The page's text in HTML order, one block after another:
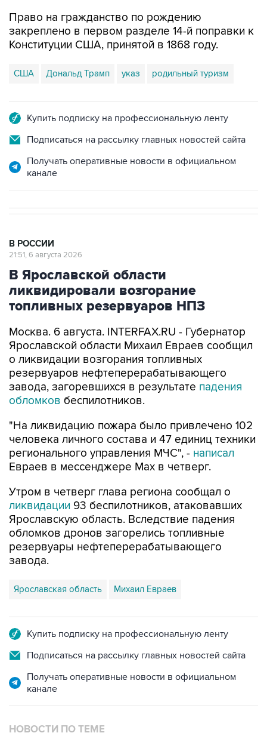
Право на гражданство по рождению
закреплено в первом разделе 14-й поправки к
Конституции США, принятой в 1868 году.
США Дональд Трамп указ родильный туризм
Купить подписку на профессиональную ленту
Подписаться на рассылку главных новостей сайта
Получать оперативные новости в официальном
канале
В РОССИИ
21:51, 6 августа 2026
В Ярославской области
ликвидировали возгорание
топливных резервуаров НПЗ
Москва. 6 августа. INTERFAX.RU - Губернатор
Ярославской области Михаил Евраев сообщил
о ликвидации возгорания топливных
резервуаров нефтеперерабатывающего
завода, загоревшихся в результате падения
обломков беспилотников.
"На ликвидацию пожара было привлечено 102
человека личного состава и 47 единиц техники
регионального управления МЧС", - написал
Евраев в мессенджере Мах в четверг.
Утром в четверг глава региона сообщал о
ликвидации 93 беспилотников, атаковавших
Ярославскую область. Вследствие падения
обломков дронов загорелись топливные
резервуары нефтеперерабатывающего
завода.
Ярославская область Михаил Евраев
Купить подписку на профессиональную ленту
Подписаться на рассылку главных новостей сайта
Получать оперативные новости в официальном
канале
НОВОСТИ ПО ТЕМЕ